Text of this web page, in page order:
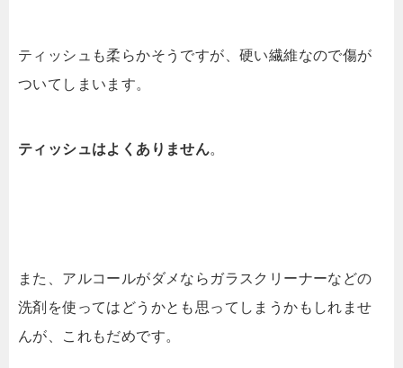
ティッシュも柔らかそうですが、硬い繊維なので傷が
ついてしまいます。
ティッシュはよくありません。
また、アルコールがダメならガラスクリーナーなどの
洗剤を使ってはどうかとも思ってしまうかもしれませ
んが、これもだめです。